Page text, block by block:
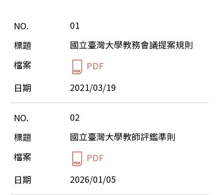
01
國立臺灣大學教務會議提案規則
PDF
2021/03/19
02
國立臺灣大學教師評鑑準則
PDF
2026/01/05